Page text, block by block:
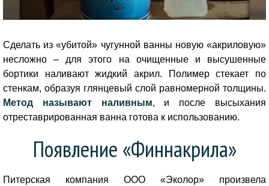
Сделать из «убитой» чугунной ванны новую «акриловую»
несложно – для этого на очищенные и высушенные
бортики наливают жидкий акрил. Полимер стекает по
стенкам, образуя глянцевый слой равномерной толщины.
Метод называют наливным, и после высыхания
отреставрированная ванна готова к использованию.
Появление «Финнакрила»
Питерская компания ООО «Эколор» произвела